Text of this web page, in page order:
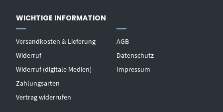
WICHTIGE INFORMATION
Versandkosten & Lieferung
Widerruf
Widerruf (digitale Medien)
Zahlungsarten
Vertrag widerrufen
AGB
Datenschutz
Impressum